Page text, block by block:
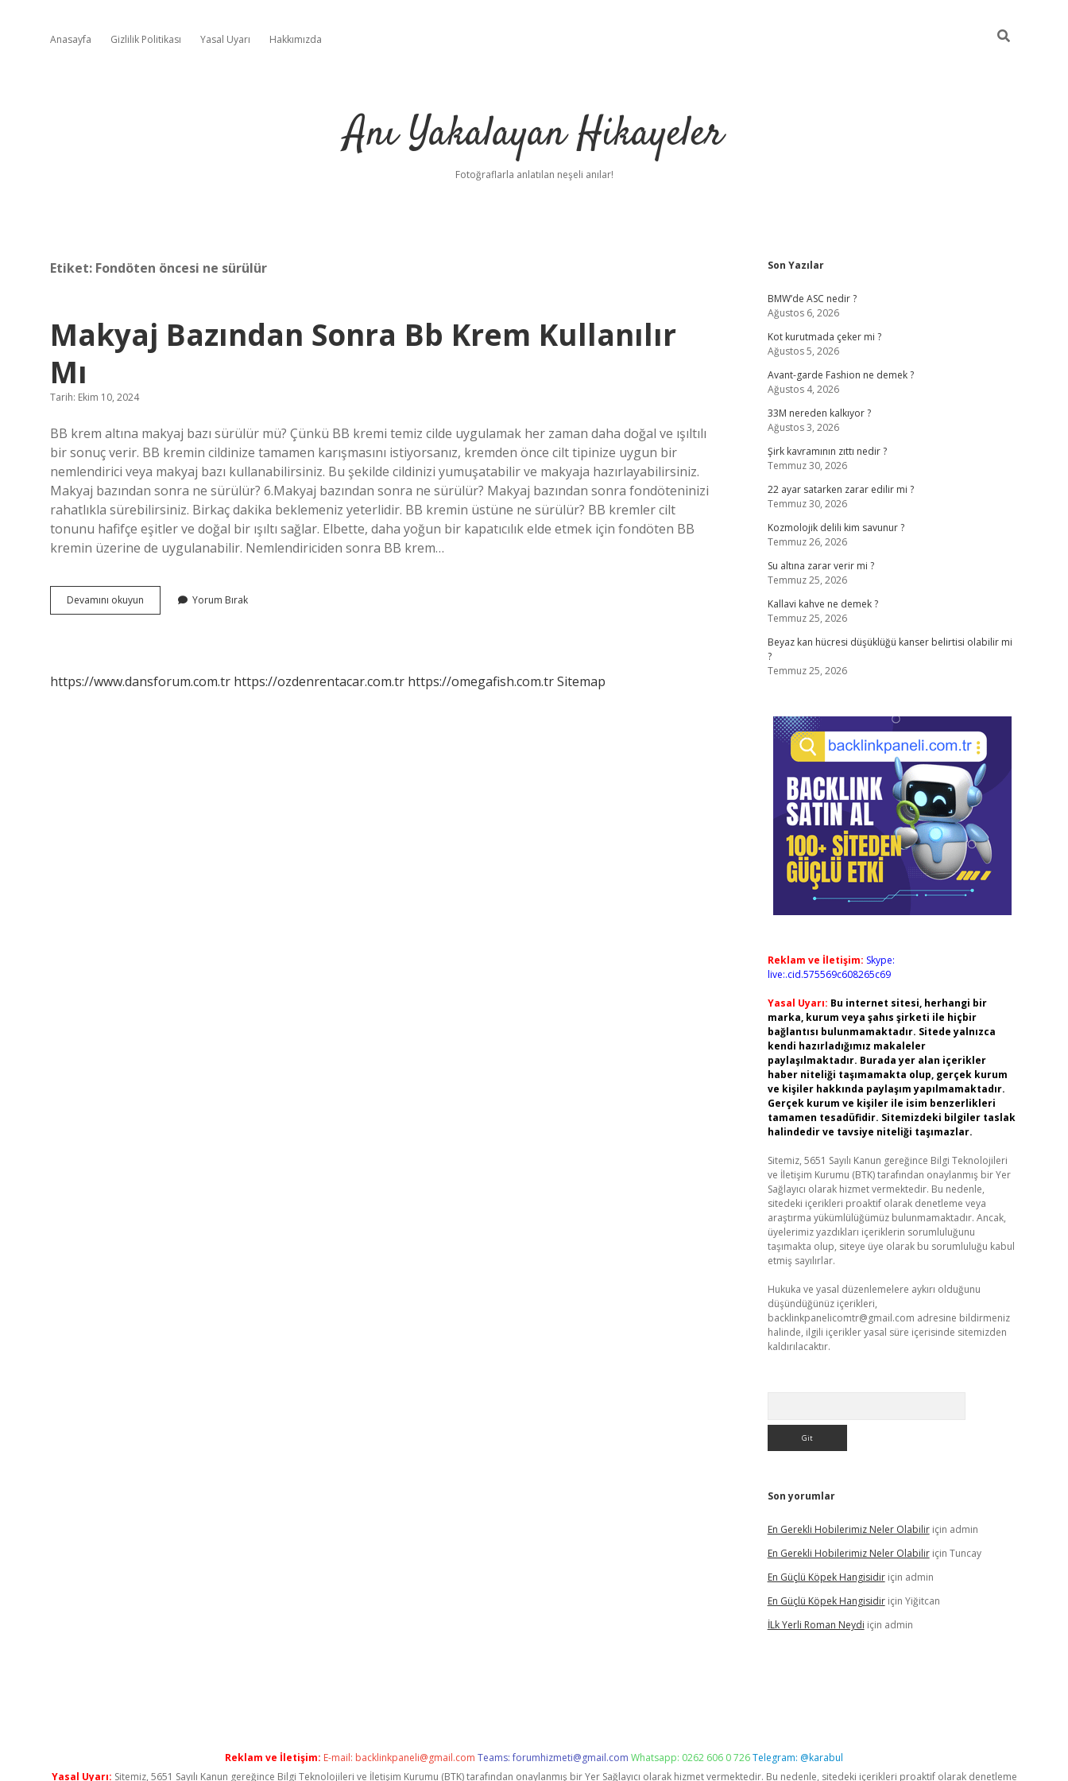
Anasayfa Gizlilik Politikası Yasal Uyarı Hakkımızda
Anı Yakalayan Hikayeler
Fotoğraflarla anlatılan neşeli anılar!
Etiket: Fondöten öncesi ne sürülür
Makyaj Bazından Sonra Bb Krem Kullanılır
Mı
Tarih: Ekim 10, 2024
BB krem altına makyaj bazı sürülür mü? Çünkü BB kremi temiz cilde uygulamak her zaman daha doğal ve ışıltılı
bir sonuç verir. BB kremin cildinize tamamen karışmasını istiyorsanız, kremden önce cilt tipinize uygun bir
nemlendirici veya makyaj bazı kullanabilirsiniz. Bu şekilde cildinizi yumuşatabilir ve makyaja hazırlayabilirsiniz.
Makyaj bazından sonra ne sürülür? 6.Makyaj bazından sonra ne sürülür? Makyaj bazından sonra fondöteninizi
rahatlıkla sürebilirsiniz. Birkaç dakika beklemeniz yeterlidir. BB kremin üstüne ne sürülür? BB kremler cilt
tonunu hafifçe eşitler ve doğal bir ışıltı sağlar. Elbette, daha yoğun bir kapatıcılık elde etmek için fondöten BB
kremin üzerine de uygulanabilir. Nemlendiriciden sonra BB krem…
Devamını okuyun
Bazından
Mı
Yorum Bırak
https://www.dansforum.com.tr https://ozdenrentacar.com.tr https://omegafish.com.trSitemap
Sidebar
Son Yazılar
BMW’de ASC nedir ?
Ağustos 6, 2026
Kot kurutmada çeker mi ?
Ağustos 5, 2026
Avant-garde Fashion ne demek ?
Ağustos 4, 2026
33M nereden kalkıyor ?
Ağustos 3, 2026
Şirk kavramının zıttı nedir ?
Temmuz 30, 2026
22 ayar satarken zarar edilir mi ?
Temmuz 30, 2026
Kozmolojik delili kim savunur ?
Temmuz 26, 2026
Su altına zarar verir mi ?
Temmuz 25, 2026
Kallavi kahve ne demek ?
Temmuz 25, 2026
Beyaz kan hücresi düşüklüğü kanser belirtisi olabilir mi
?
Temmuz 25, 2026
Reklam ve İletişim: Skype:
live:.cid.575569c608265c69
Yasal Uyarı: Bu internet sitesi, herhangi bir
marka, kurum veya şahıs şirketi ile hiçbir
bağlantısı bulunmamaktadır. Sitede yalnızca
kendi hazırladığımız makaleler
paylaşılmaktadır. Burada yer alan içerikler
haber niteliği taşımamakta olup, gerçek kurum
ve kişiler hakkında paylaşım yapılmamaktadır.
Gerçek kurum ve kişiler ile isim benzerlikleri
tamamen tesadüfidir. Sitemizdeki bilgiler taslak
halindedir ve tavsiye niteliği taşımazlar.
Sitemiz, 5651 Sayılı Kanun gereğince Bilgi Teknolojileri
ve İletişim Kurumu (BTK) tarafından onaylanmış bir Yer
Sağlayıcı olarak hizmet vermektedir. Bu nedenle,
sitedeki içerikleri proaktif olarak denetleme veya
araştırma yükümlülüğümüz bulunmamaktadır. Ancak,
üyelerimiz yazdıkları içeriklerin sorumluluğunu
taşımakta olup, siteye üye olarak bu sorumluluğu kabul
etmiş sayılırlar.
Hukuka ve yasal düzenlemelere aykırı olduğunu
düşündüğünüz içerikleri,
backlinkpanelicomtr@gmail.com adresine bildirmeniz
halinde, ilgili içerikler yasal süre içerisinde sitemizden
kaldırılacaktır.
Son yorumlar
En Gerekli Hobilerimiz Neler Olabiliriçin admin
En Gerekli Hobilerimiz Neler Olabiliriçin Tuncay
En Güçlü Köpek Hangisidiriçin admin
En Güçlü Köpek Hangisidiriçin Yiğitcan
İLk Yerli Roman Neydi için admin
Reklam ve İletişim: E-mail: backlinkpaneli@gmail.com Teams:forumhizmeti@gmail.com Whatsapp: 0262 606 0 726Telegram: @karabul
Yasal Uyarı: Sitemiz, 5651 Sayılı Kanun gereğince Bilgi Teknolojileri ve İletişim Kurumu (BTK) tarafından onaylanmış bir Yer Sağlayıcı olarak hizmet vermektedir. Bu nedenle, sitedeki içerikleri proaktif olarak denetleme